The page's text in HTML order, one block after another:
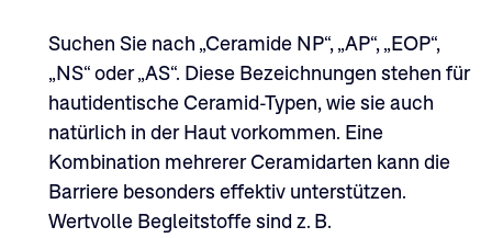
Suchen Sie nach „Ceramide NP“, „AP“, „EOP“,
„NS“ oder „AS“. Diese Bezeichnungen stehen für
hautidentische Ceramid-Typen, wie sie auch
natürlich in der Haut vorkommen. Eine
Kombination mehrerer Ceramidarten kann die
Barriere besonders effektiv unterstützen.
Wertvolle Begleitstoffe sind z. B.